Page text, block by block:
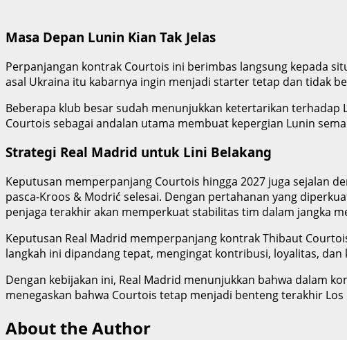
Masa Depan Lunin Kian Tak Jelas
Perpanjangan kontrak Courtois ini berimbas langsung kepada
asal Ukraina itu kabarnya ingin menjadi starter tetap dan tidak
Beberapa klub besar sudah menunjukkan ketertarikan terhadap
Courtois sebagai andalan utama membuat kepergian Lunin
Strategi Real Madrid untuk Lini Belakang
Keputusan memperpanjang Courtois hingga 2027 juga sejalan
pasca-Kroos & Modrić selesai. Dengan pertahanan yang
penjaga terakhir akan memperkuat stabilitas tim dalam jangka
Keputusan Real Madrid memperpanjang kontrak Thibaut
langkah ini dipandang tepat, mengingat kontribusi, loyalitas,
Dengan kebijakan ini, Real Madrid menunjukkan bahwa dalam
menegaskan bahwa Courtois tetap menjadi benteng terakhir
About the Author